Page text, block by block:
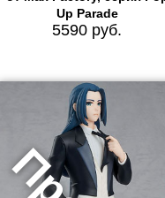
Up Parade
5590 руб.